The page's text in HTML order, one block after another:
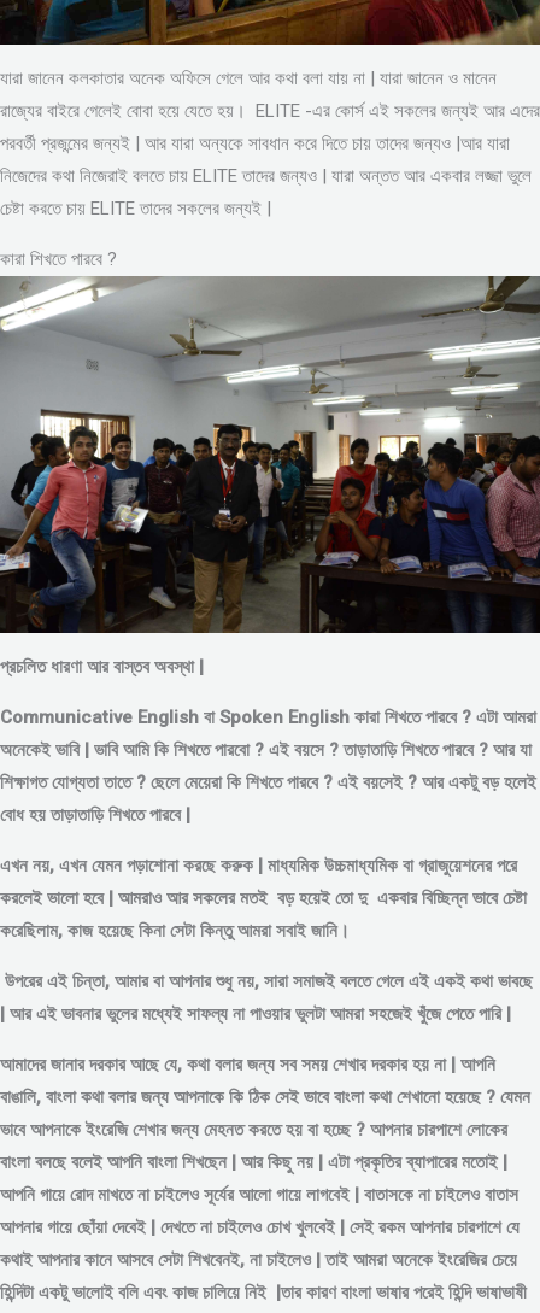
যারা জানেন কলকাতার অনেক অফিসে গেলে আর কথা বলা যায় না | যারা জানেন ও মানেন
রাজ্যের বাইরে গেলেই বোবা হয়ে যেতে হয়। ELITE -এর কোর্স এই সকলের জন্যই আর এদের
পরবর্তী প্রজন্মের জন্যই | আর যারা অন্যকে সাবধান করে দিতে চায় তাদের জন্যও |আর যারা
নিজেদের কথা নিজেরাই বলতে চায় ELITE তাদের জন্যও | যারা অন্তত আর একবার লজ্জা ভুলে
চেষ্টা করতে চায় ELITE তাদের সকলের জন্যই |
কারা শিখতে পারবে ?
প্রচলিত ধারণা আর বাস্তব অবস্থা |
Communicative English বা Spoken English কারা শিখতে পারবে ? এটা আমরা
অনেকেই ভাবি | ভাবি আমি কি শিখতে পারবো ? এই বয়সে ?তাড়াতাড়ি শিখতে পারবে ? আর যা
শিক্ষাগত যোগ্যতা তাতে ? ছেলে মেয়েরা কি শিখতে পারবে ? এই বয়সেই ? আর একটু বড় হলেই
বোধ হয় তাড়াতাড়ি শিখতে পারবে |
এখন নয়, এখন যেমন পড়াশোনা করছে করুক | মাধ্যমিক উচ্চমাধ্যমিক বা গ্রাজুয়েশনের পরে
করলেই ভালো হবে | আমরাও আর সকলের মতই বড় হয়েই তো দু একবার বিচ্ছিন্নভাবেচেষ্টা
করেছিলাম, কাজ হয়েছে কিনা সেটা কিন্তু আমরা সবাই জানি।
উপরের এই চিন্তা, আমার বা আপনার শুধু নয়, সারা সমাজই বলতে গেলে এই একই কথা ভাবছে
| আর এই ভাবনার ভুলের মধ্যেই সাফল্য না পাওয়ার ভুলটা আমরা সহজেই খুঁজে পেতে পারি |
আমাদের জানার দরকার আছে যে, কথা বলার জন্য সব সময় শেখার দরকার হয় না | আপনি
বাঙালি, বাংলা কথা বলার জন্য আপনাকে কি ঠিক সেই ভাবে বাংলা কথা শেখানো হয়েছে ? যেমন
ভাবে আপনাকে ইংরেজি শেখার জন্য মেহনত করতে হয় বা হচ্ছে ? আপনার চারপাশে লোকের
বাংলা বলছে বলেই আপনি বাংলা শিখছেন | আর কিছু নয় | এটা প্রকৃতির ব্যাপারের মতোই |
আপনি গায়ে রোদ মাখতে না চাইলেও সূর্যের আলো গায়ে লাগবেই | বাতাসকে না চাইলেও বাতাস
আপনার গায়ে ছোঁয়া দেবেই | দেখতে না চাইলেও চোখ খুলবেই | সেই রকম আপনার চারপাশে যে
কথাই আপনার কানে আসবে সেটা শিখবেনই, না চাইলেও | তাই আমরা অনেকে ইংরেজির চেয়ে
হিন্দিটা একটু ভালোই বলি এবং কাজ চালিয়ে নিই |তার কারণ বাংলা ভাষার পরেই হিন্দি ভাষাভাষী